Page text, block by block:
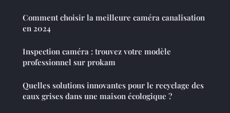
Comment choisir la meilleure caméra canalisation
en 2024
Inspection caméra : trouvez votre modèle
professionnel sur prokam
Quelles solutions innovantes pour le recyclage des
eaux grises dans une maison écologique ?